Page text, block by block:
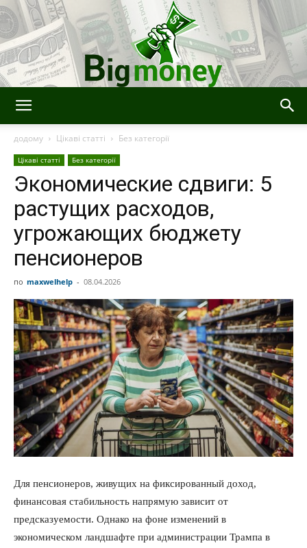
додому Цікаві статті Без категорії
Цікаві статті Без категорії
Экономические сдвиги: 5
растущих расходов,
угрожающих бюджету
пенсионеров
по maxwelhelp - 08.04.2026
Для пенсионеров, живущих на фиксированный доход,
финансовая стабильность напрямую зависит от
предсказуемости. Однако на фоне изменений в
экономическом ландшафте при администрации Трампа в